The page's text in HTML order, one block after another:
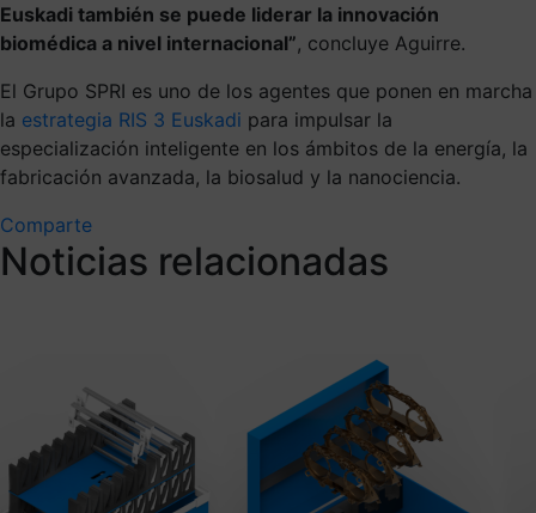
Euskadi también se puede liderar la innovación
biomédica a nivel internacional”, concluye Aguirre.
El Grupo SPRI es uno de los agentes que ponen en marcha
la estrategia RIS 3 Euskadi para impulsar la
especialización inteligente en los ámbitos de la energía, la
fabricación avanzada, la biosalud y la nanociencia.
Comparte
Noticias relacionadas